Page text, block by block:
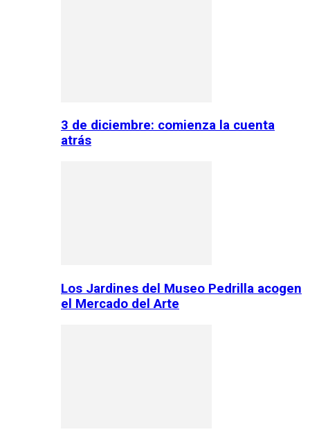
3 de diciembre: comienza la cuenta
atrás
Los Jardines del Museo Pedrilla acogen
el Mercado del Arte